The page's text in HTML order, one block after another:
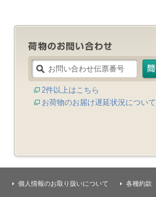
2件以上はこちら
お荷物のお届け遅延状況について
個人情報のお取り扱いについて 各種約款